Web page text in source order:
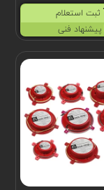
ثبت استعلام
پیشنهاد فنی